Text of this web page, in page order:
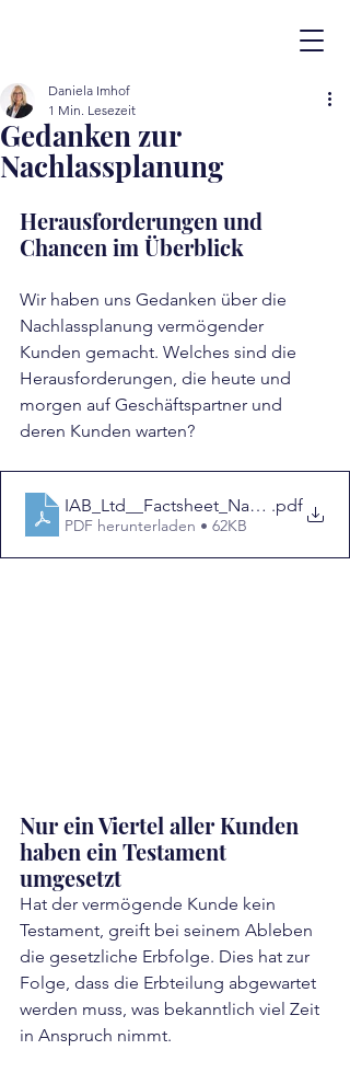
Gedanken zur
Nachlassplanung
Daniela Imhof
1 Min. Lesezeit
Herausforderungen und
Chancen im Überblick
Wir haben uns Gedanken über die
Nachlassplanung vermögender
Kunden gemacht. Welches sind die
Herausforderungen, die heute und
morgen auf Geschäftspartner und
deren Kunden warten?
.pdf
PDF herunterladen • 62KB
Nur ein Viertel aller Kunden
haben ein Testament
umgesetzt
Hat der vermögende Kunde kein
Testament, greift bei seinem Ableben
die gesetzliche Erbfolge. Dies hat zur
Folge, dass die Erbteilung abgewartet
werden muss, was bekanntlich viel Zeit
in Anspruch nimmt.